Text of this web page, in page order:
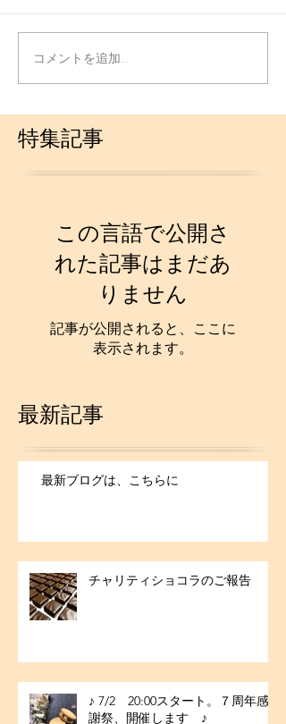
コメントを追加…
特集記事
この言語で公開さ
れた記事はまだあ
りません
記事が公開されると、ここに
表示されます。
最新記事
最新ブログは、こちらに
チャリティショコラのご報告
♪ 7/2 20:00スタート。７周年感
謝祭、開催します ♪